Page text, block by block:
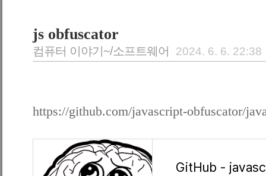
js obfuscator
컴퓨터 이야기~/소프트웨어 2024. 6. 6. 22:38
https://github.com/javascript-obfuscator/